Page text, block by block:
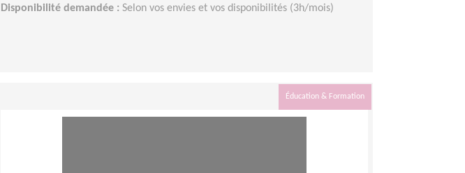
Disponibilité demandée : Selon vos envies et vos disponibilités (3h/mois)
Éducation & Formation